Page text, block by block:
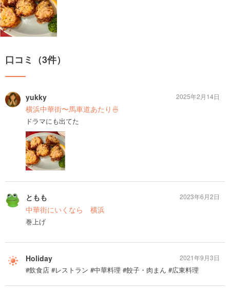
口コミ（3件）
yukky
横浜中華街〜馬車道あたり🍜
ドラマにも出てた
2025年2月14日
ともも
中華街にいくなら 横浜
巻上げ
2023年6月2日
Holiday
#飲食店 #レストラン #中華料理 #餃子・肉まん #広東料理
2021年9月3日